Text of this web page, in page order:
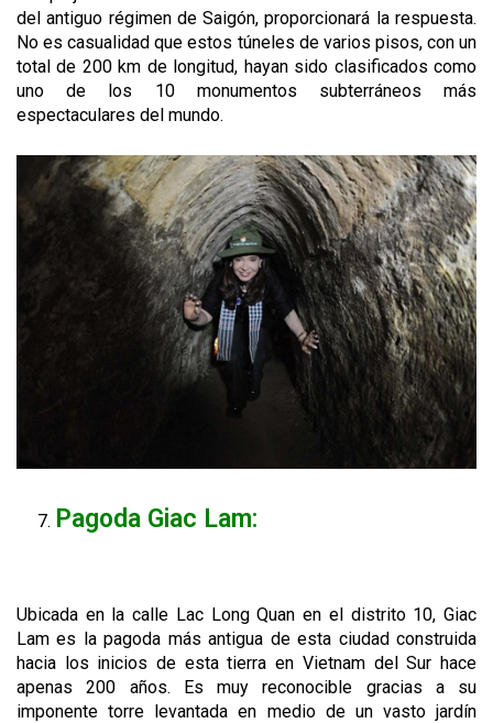
del antiguo régimen de Saigón, proporcionará la respuesta.
No es casualidad que estos túneles de varios pisos, con un
total de 200 km de longitud, hayan sido clasificados como
uno de los 10 monumentos subterráneos más
espectaculares del mundo.
Pagoda Giac Lam:
Ubicada en la calle Lac Long Quan en el distrito 10, Giac
Lam es la pagoda más antigua de esta ciudad construida
hacia los inicios de esta tierra en Vietnam del Sur hace
apenas 200 años. Es muy reconocible gracias a su
imponente torre levantada en medio de un vasto jardín